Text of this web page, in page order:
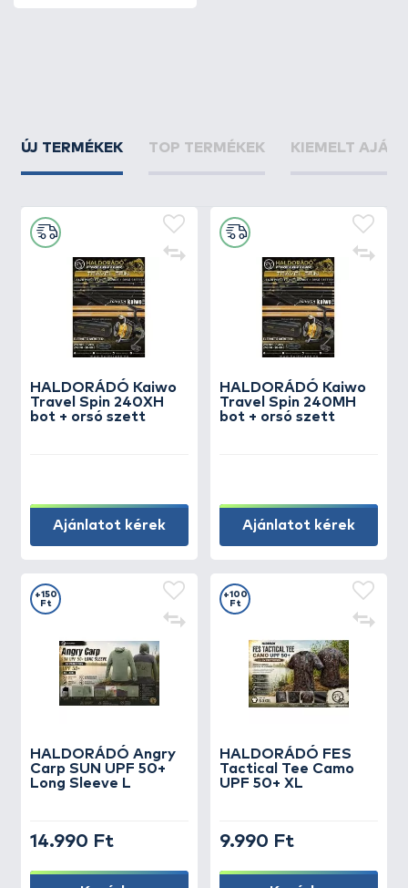
ÚJ TERMÉKEK TOP TERMÉKEK KIEMELT
HALDORÁDÓ Kaiwo
Travel Spin 240XH
bot + orsó szett
Ajánlatot kérek
HALDORÁDÓ Kaiwo
Travel Spin 240MH
bot + orsó szett
Ajánlatot kérek
HALDORÁDÓ Angry
Carp SUN UPF 50+
Long Sleeve L
+150
Ft
14.990 Ft
HALDORÁDÓ FES
Tactical Tee Camo
UPF 50+ XL
+100
Ft
9.990 Ft